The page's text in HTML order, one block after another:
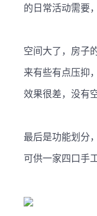
的日常活动需要
空间大了，房子
来有些有点压抑
效果很差，没有
最后是功能划分
可供一家四口手